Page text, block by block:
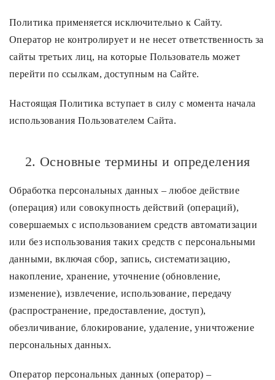
Контакты
Политика применяется исключительно к Сайту.
Оператор не контролирует и не несет ответственность за
сайты третьих лиц, на которые Пользователь может
перейти по ссылкам, доступным на Сайте.
Настоящая Политика вступает в силу с момента начала
использования Пользователем Сайта.
2. Основные термины и определения
Обработка персональных данных – любое действие
(операция) или совокупность действий (операций),
совершаемых с использованием средств автоматизации
или без использования таких средств с персональными
данными, включая сбор, запись, систематизацию,
накопление, хранение, уточнение (обновление,
изменение), извлечение, использование, передачу
(распространение, предоставление, доступ),
обезличивание, блокирование, удаление, уничтожение
персональных данных.
Оператор персональных данных (оператор) –